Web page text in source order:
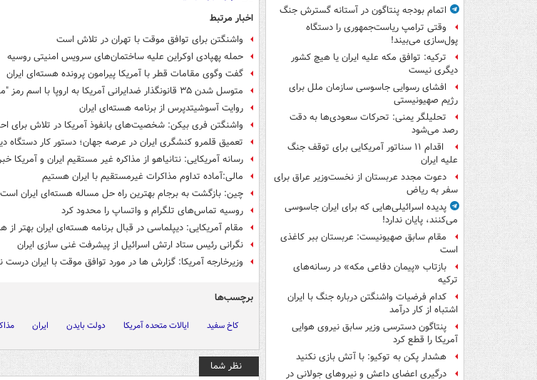
اتمام بودجه پنتاگون در آستانه گسترش جنگ
وقتی ترامپ ریاست‌جمهوری را دستگاه
پول‌سازی می‌بیند!
ترکیه: توافق مکه علیه ایران یا هیچ کشور
دیگری نیست
افشای رسوایی جاسوسی سازمان ملل برای
رژیم صهیونیستی
تحلیلگر یمنی: تحرکات سعودی‌ها به دقت
رصد می‌شود
اقدام ۱۱ سناتور آمریکایی برای توقف جنگ
علیه ایران
دعوت مجدد عربستان از نخست‌وزیر عراق برای
سفر به ریاض
پدیده اسرائیلی‌هایی که برای ایران جاسوسی
می‌کنند، پایان ندارد!
مقام سابق صهیونیست: عربستان ببر کاغذی
است
بازتاب «پیمان دفاعی مکه» در رسانه‌های
ترکیه
کدام فرضیات واشنگتن درباره جنگ با ایران
اشتباه از کار درآمد
پنتاگون دسترسی وزیر سابق نیروی هوایی
آمریکا را قطع کرد
هشدار پکن به توکیو: با آتش بازی نکنید
درگیری اعضای داعش و نیروهای جولانی در
اخبار مرتبط
واشنگتن برای توافق موقت با تهران در تلاش است
حمله پهپادی اوکراین علیه ساختمان‌های سرویس امنیتی روسیه
گفت وگوی مقامات قطر با آمریکا پیرامون پرونده هسته‌ای ایران
متوسل شدن ۳۵ قانونگذار ضدایرانی آمریکا به اروپا با اسم رمز "مکانیسم ماشه"
روایت آسوشیتدپرس از برنامه هسته‌ای ایران
واشنگتن فری بیکن: شخصیت‌های بانفوذ آمریکا در تلاش برای
تعمیق قلمرو کنشگری ایران در عرصه جهان؛ دستور کار دستگاه
رسانه آمریکایی: نتانیاهو از مذاکره غیر مستقیم ایران و آمریکا
مالی:آماده تداوم مذاکرات غیرمستقیم با ایران هستیم
چین: بازگشت به برجام بهترین راه حل مساله هسته‌ای ایران است
روسیه تماس‌های تلگرام و واتساپ را محدود کرد
مقام آمریکایی: دیپلماسی در قبال برنامه هسته‌ای ایران بهتر
نگرانی رئیس ستاد ارتش اسرائیل از پیشرفت غنی سازی ایران
وزیرخارجه آمریکا: گزارش ها در مورد توافق موقت با ایران
برچسب‌ها
کاخ سفید ایالات متحده آمریکا دولت بایدن ایران
نظر شما